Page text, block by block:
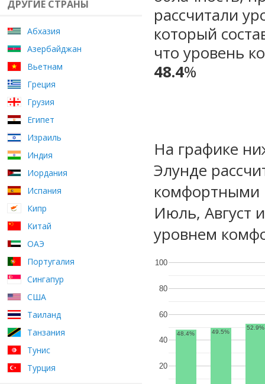
ДРУГИЕ СТРАНЫ
Абхазия
Азербайджан
Вьетнам
Греция
Грузия
Египет
Израиль
Индия
Иордания
Испания
Кипр
Китай
ОАЭ
Португалия
Сингапур
США
Таиланд
Танзания
Тунис
Турция
рассчитали
который
что уровень
48.4%
На графике
Элунде
комфортными
Июль, Август
уровнем
20
40
60
80
100
48.4% 49.5%
52.9%